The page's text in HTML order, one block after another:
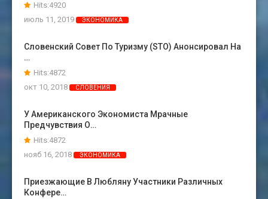
Hits:4920
июль 11, 2019
ЭКОНОМИКА
Словенский Совет По Туризму (STO) Анонсировал На
…
Hits:4872
окт 10, 2018
СЛОВЕНИЯ
У Американского Экономиста Мрачные
Предчувствия О…
Hits:4872
нояб 16, 2018
ЭКОНОМИКА
Приезжающие В Любляну Участники Различных
Конфере…